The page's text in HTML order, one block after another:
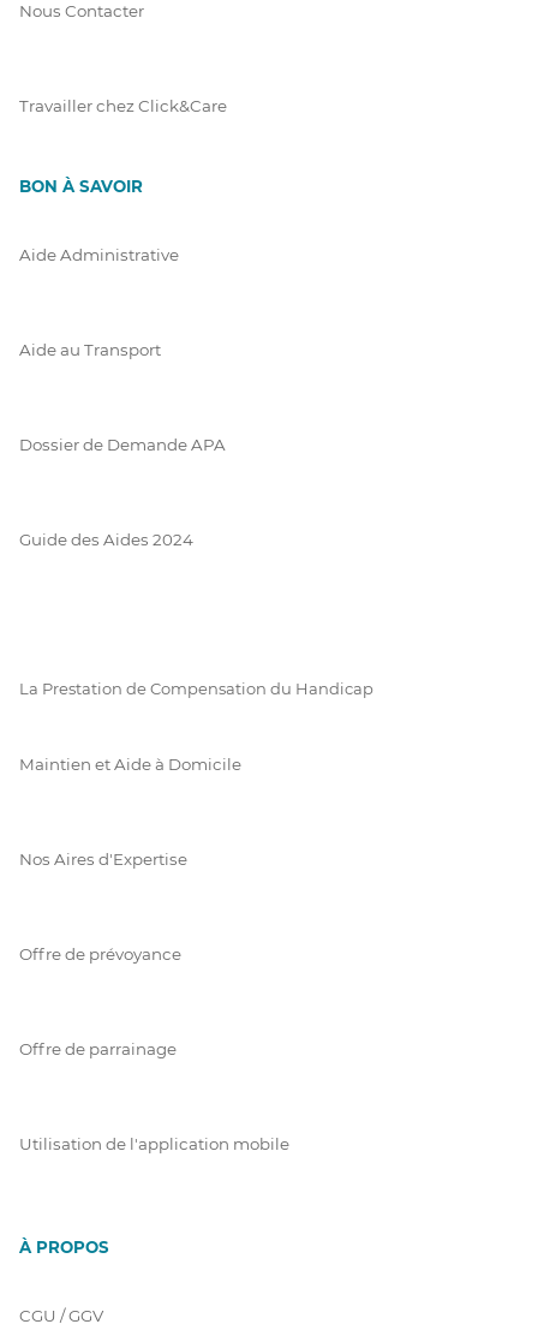
Nous Contacter
Travailler chez Click&Care
BON À SAVOIR
Aide Administrative
Aide au Transport
Dossier de Demande APA
Guide des Aides 2024
La Prestation de Compensation du Handicap
Maintien et Aide à Domicile
Nos Aires d'Expertise
Offre de prévoyance
Offre de parrainage
Utilisation de l'application mobile
À PROPOS
CGU / GGV